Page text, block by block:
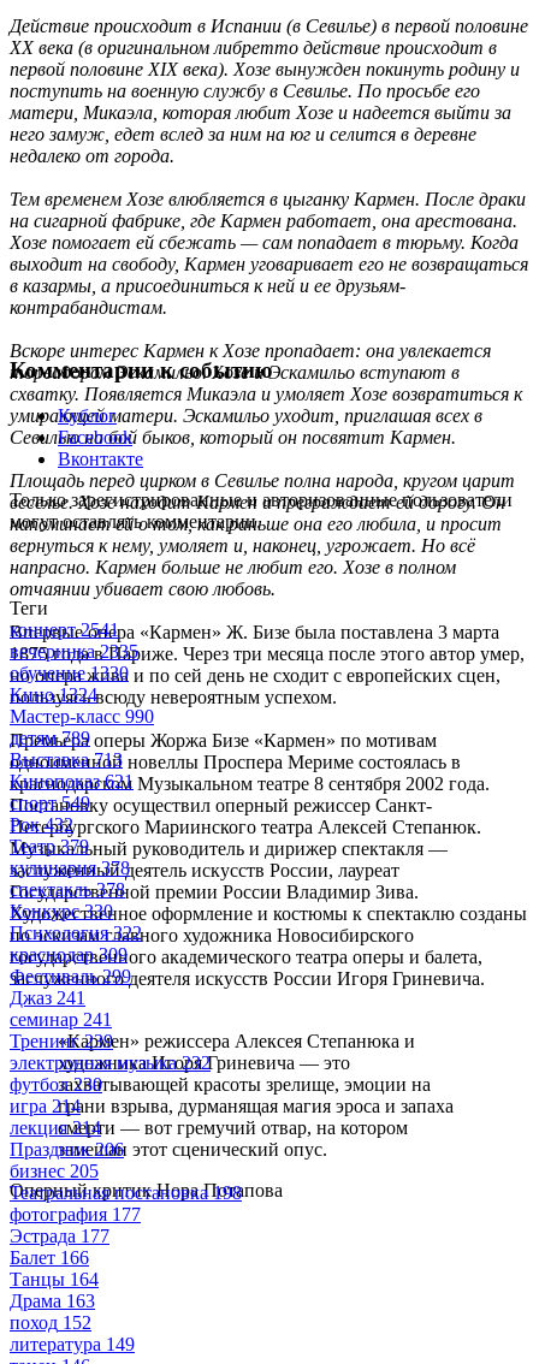
Действие происходит в Испании (в Севилье) в первой половине
XX века (в оригинальном либретто действие происходит в
первой половине XIX века). Хозе вынужден покинуть родину и
поступить на военную службу в Севилье. По просьбе его
матери, Микаэла, которая любит Хозе и надеется выйти за
него замуж, едет вслед за ним на юг и селится в деревне
недалеко от города.
Тем временем Хозе влюбляется в цыганку Кармен. После драки
на сигарной фабрике, где Кармен работает, она арестована.
Хозе помогает ей сбежать — сам попадает в тюрьму. Когда
выходит на свободу, Кармен уговаривает его не возвращаться
в казармы, а присоединиться к ней и ее друзьям-
контрабандистам.
Вскоре интерес Кармен к Хозе пропадает: она увлекается
тореадором Эскамильо. Хозе и Эскамильо вступают в
схватку. Появляется Микаэла и умоляет Хозе возвратиться к
умирающей матери. Эскамильо уходит, приглашая всех в
Севилью на бой быков, который он посвятит Кармен.
Площадь перед цирком в Севилье полна народа, кругом царит
веселье. Хозе находит Кармен и преграждает ей дорогу. Он
напоминает ей о том, как раньше она его любила, и просит
вернуться к нему, умоляет и, наконец, угрожает. Но всё
напрасно. Кармен больше не любит его. Хозе в полном
отчаянии убивает свою любовь.
Впервые опера «Кармен» Ж. Бизе была поставлена 3 марта
1875 года в Париже. Через три месяца после этого автор умер,
но опера жива и по сей день не сходит с европейских сцен,
пользуясь всюду невероятным успехом.
Премьера оперы Жоржа Бизе «Кармен» по мотивам
одноименной новеллы Проспера Мериме состоялась в
краснодарском Музыкальном театре 8 сентября 2002 года.
Постановку осуществил оперный режиссер Санкт-
Петербургского Мариинского театра Алексей Степанюк.
Музыкальный руководитель и дирижер спектакля —
заслуженный деятель искусств России, лауреат
Государственной премии России Владимир Зива.
Художественное оформление и костюмы к спектаклю созданы
по эскизам главного художника Новосибирского
государственного академического театра оперы и балета,
заслуженного деятеля искусств России Игоря Гриневича.
«Кармен» режиссера Алексея Степанюка и
художника Игоря Гриневича — это
захватывающей красоты зрелище, эмоции на
грани взрыва, дурманящая магия эроса и запаха
смерти — вот гремучий отвар, на котором
замешан этот сценический опус.
Оперный критик Нора Потапова
Комментарии к событию
Кублог
Facebook
Вконтакте
Только зарегистрированные и авторизованные пользователи
могут оставлять комментарии.
Теги
концерт 2541
вечеринка 2335
обучение 1330
Кино 1324
Мастер-класс 990
детям 789
Выставка 713
Кинопоказ 621
спорт 549
Рок 432
Театр 379
кулинария 378
спектакль 378
Конкурс 330
Психология 322
краснодар 309
Фестиваль 299
Джаз 241
семинар 241
Тренинг 239
электронная музыка 232
футбол 230
игра 214
лекция 214
Праздник 206
бизнес 205
Театральная постановка 198
фотография 177
Эстрада 177
Балет 166
Танцы 164
Драма 163
поход 152
литература 149